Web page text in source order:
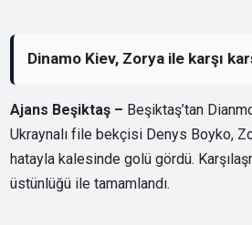
Dinamo Kiev, Zorya ile karşı
Ajans Beşiktaş – Beşiktaş’tan
Ukraynalı file bekçisi Denys Boyko,
hatayla kalesinde golü gördü.
üstünlüğü ile tamamlandı.